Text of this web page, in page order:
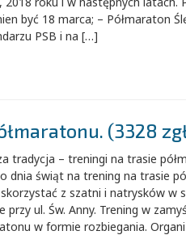
być 18 marca; – Półmaraton
PSB i na […]
(3328
tradycja – treningi na trasie
dnia świąt na trening na trasie
z szatni i natrysków w
przy ul. Św. Anny. Trening w
w formie rozbiegania.